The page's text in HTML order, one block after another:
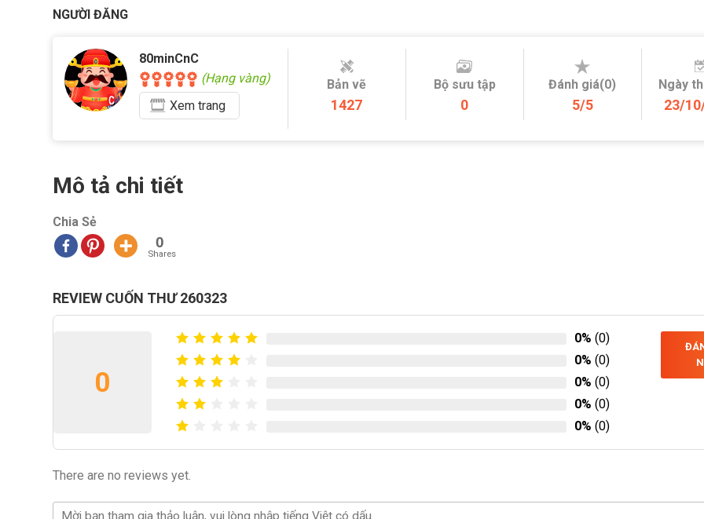
NGƯỜI ĐĂNG
80minCnC
(Hạng vàng)
Xem trang
Bản vẽ
1427
Bộ sưu tập
0
Đánh giá(0)
5/5
Ngày
23/
Mô tả chi tiết
Chia Sẻ
0
Shares
REVIEW CUỐN THƯ 260323
0
0% (0)
0% (0)
0% (0)
0% (0)
0% (0)
There are no reviews yet.